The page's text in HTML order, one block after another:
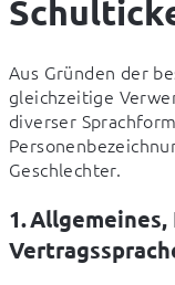
Aus Gründen der
gleichzeitige
diverser
Geschlechter.
1.